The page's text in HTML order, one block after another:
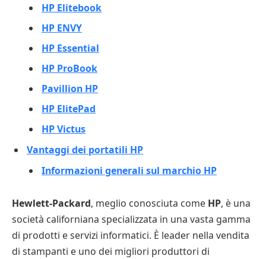
HP Elitebook
HP ENVY
HP Essential
HP ProBook
Pavillion HP
HP ElitePad
HP Victus
Vantaggi dei portatili HP
Informazioni generali sul marchio HP
Hewlett-Packard, meglio conosciuta come HP, è una
società californiana specializzata in una vasta gamma
di prodotti e servizi informatici. È leader nella vendita
di stampanti e uno dei migliori produttori di